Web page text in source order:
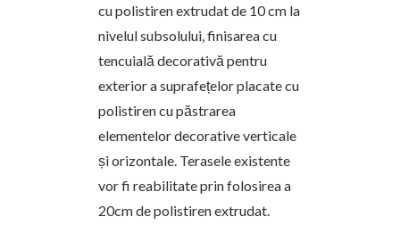
cu polistiren extrudat de 10 cm la
nivelul subsolului, finisarea cu
tencuială decorativă pentru
exterior a suprafețelor placate cu
polistiren cu păstrarea
elementelor decorative verticale
și orizontale. Terasele existente
vor fi reabilitate prin folosirea a
20cm de polistiren extrudat.